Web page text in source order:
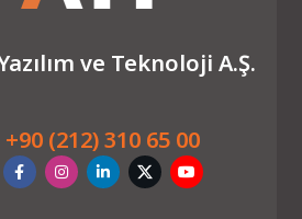
ve Teknoloji A.Ş.
+90 (212) 310 65 00